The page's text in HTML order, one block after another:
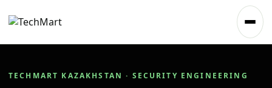
TECHMART KAZAKHSTAN · SECURITY ENGINEERING